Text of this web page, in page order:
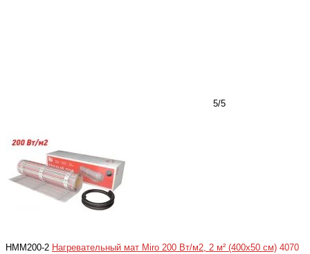
5/5
HMM200-2 Нагревательный мат Miro 200 Вт/м2, 2 м² (400x50 см) 4070